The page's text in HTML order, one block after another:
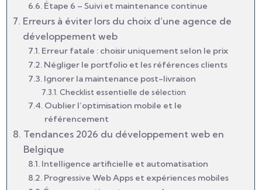
Étape 6 – Suivi et maintenance continue
Erreurs à éviter lors du choix d’une agence de
développement web
Erreur fatale : choisir uniquement selon le prix
Négliger le portfolio et les références clients
Ignorer la maintenance post-livraison
Checklist essentielle de sélection
Oublier l’optimisation mobile et le
référencement
Tendances 2026 du développement web en
Belgique
Intelligence artificielle et automatisation
Progressive Web Apps et expériences mobiles